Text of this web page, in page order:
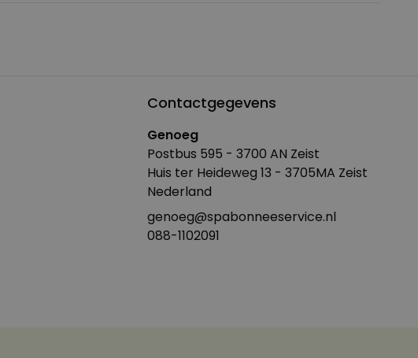
Contactgegevens
Genoeg
Postbus 595 - 3700 AN Zeist
Huis ter Heideweg 13 - 3705MA Zeist
Nederland
genoeg@spabonneeservice.nl
088-1102091